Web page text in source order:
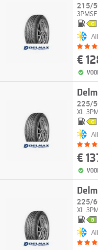
215/
3PMSF
C
€
225/
XL
C
€
225/
XL
B